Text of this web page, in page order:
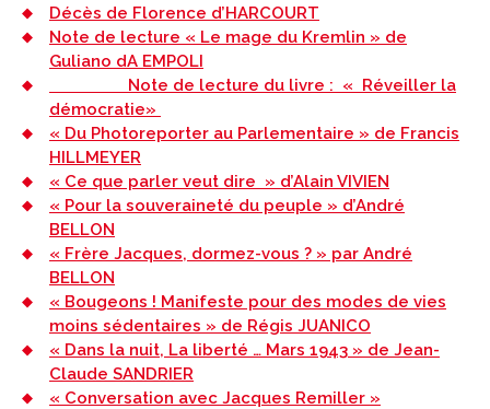
Décès de Florence d’HARCOURT
Note de lecture « Le mage du Kremlin » de
Guliano dA EMPOLI
Note de lecture du livre : « Réveiller la
démocratie»
« Du Photoreporter au Parlementaire » de Francis
HILLMEYER
« Ce que parler veut dire » d’Alain VIVIEN
« Pour la souveraineté du peuple » d’André
BELLON
« Frère Jacques, dormez-vous ? » par André
BELLON
« Bougeons ! Manifeste pour des modes de vies
moins sédentaires » de Régis JUANICO
« Dans la nuit, La liberté … Mars 1943 » de Jean-
Claude SANDRIER
« Conversation avec Jacques Remiller »